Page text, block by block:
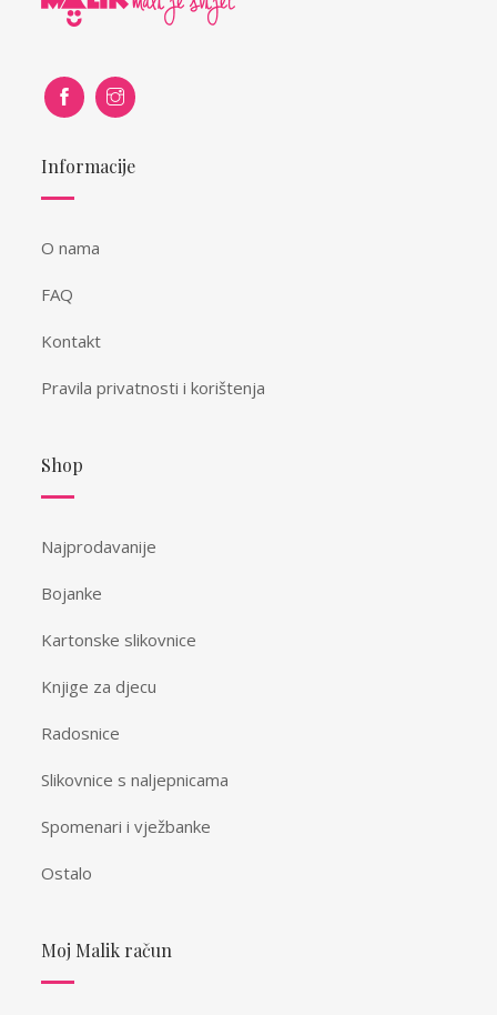
Informacije
O nama
FAQ
Kontakt
Pravila privatnosti i korištenja
Shop
Najprodavanije
Bojanke
Kartonske slikovnice
Knjige za djecu
Radosnice
Slikovnice s naljepnicama
Spomenari i vježbanke
Ostalo
Moj Malik račun